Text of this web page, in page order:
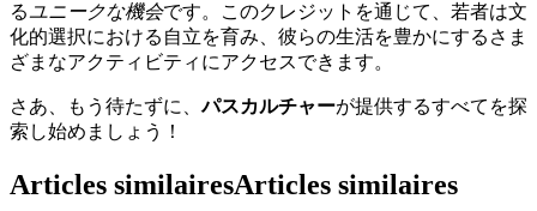
るユニークな機会です。このクレジットを通じて、若者は文
化的選択における自立を育み、彼らの生活を豊かにするさま
ざまなアクティビティにアクセスできます。
さあ、もう待たずに、パスカルチャーが提供するすべてを探
索し始めましょう！
Articles similairesArticles similaires